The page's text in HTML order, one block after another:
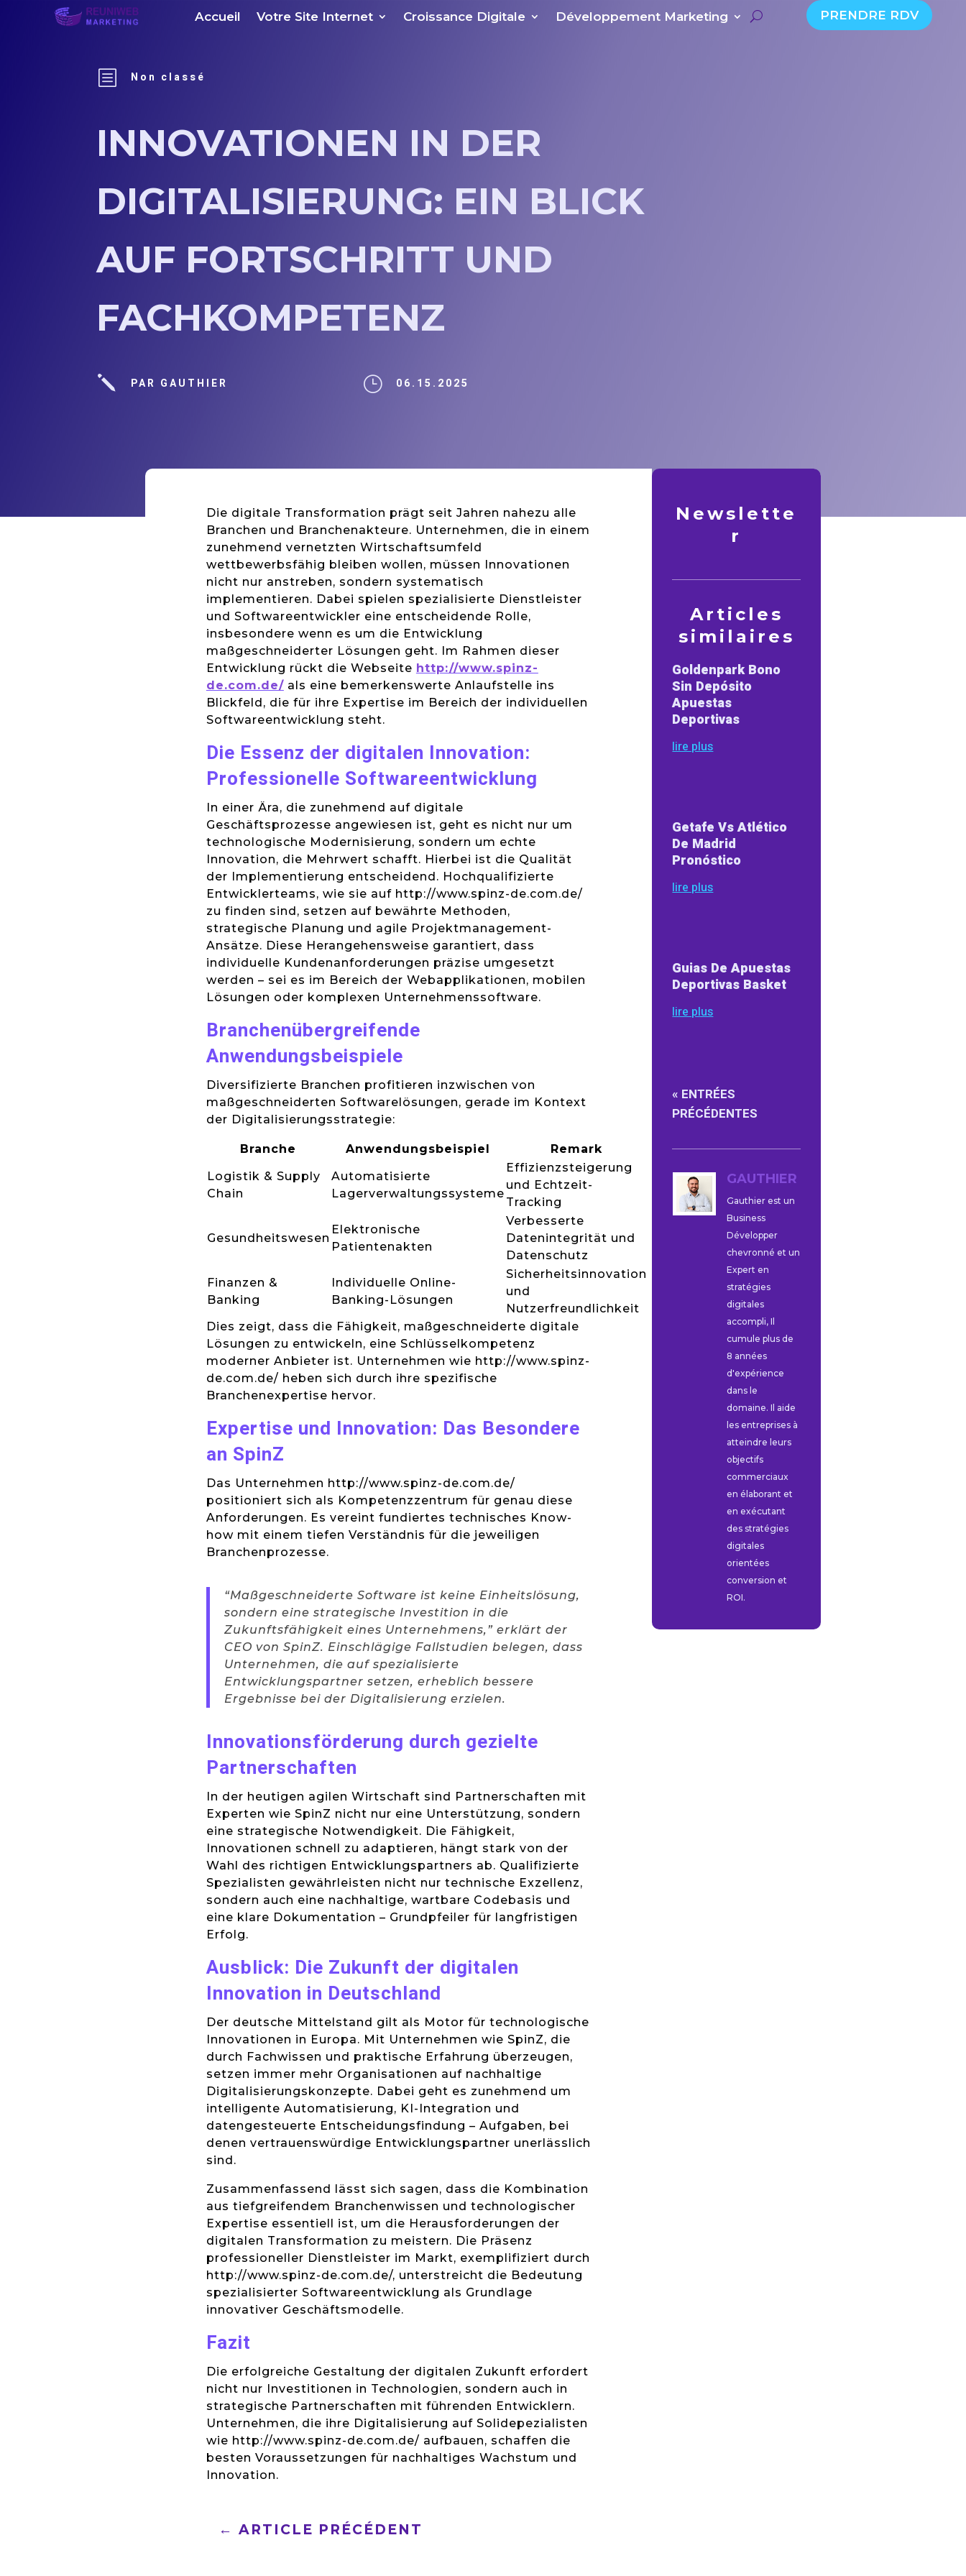
Accueil Votre Site Internet Croissance Digitale Développement Marketing PRENDRE RDV
b Non classé
INNOVATIONEN IN DER
DIGITALISIERUNG: EIN BLICK
AUF FORTSCHRITT UND
FACHKOMPETENZ
j PAR GAUTHIER } 06.15.2025
Die digitale Transformation prägt seit Jahren nahezu alle
Branchen und Branchenakteure. Unternehmen, die in einem
zunehmend vernetzten Wirtschaftsumfeld
wettbewerbsfähig bleiben wollen, müssen Innovationen
nicht nur anstreben, sondern systematisch
implementieren. Dabei spielen spezialisierte Dienstleister
und Softwareentwickler eine entscheidende Rolle,
insbesondere wenn es um die Entwicklung
maßgeschneiderter Lösungen geht. Im Rahmen dieser
Entwicklung rückt die Webseite http://www.spinz-
de.com.de/als eine bemerkenswerte Anlaufstelle ins
Blickfeld, die für ihre Expertise im Bereich der individuellen
Softwareentwicklung steht.
Die Essenz der digitalen Innovation:
Professionelle Softwareentwicklung
In einer Ära, die zunehmend auf digitale
Geschäftsprozesse angewiesen ist, geht es nicht nur um
technologische Modernisierung, sondern um echte
Innovation, die Mehrwert schafft. Hierbei ist die Qualität
der Implementierung entscheidend. Hochqualifizierte
Entwicklerteams, wie sie auf http://www.spinz-de.com.de/
zu finden sind, setzen auf bewährte Methoden,
strategische Planung und agile Projektmanagement-
Ansätze. Diese Herangehensweise garantiert, dass
individuelle Kundenanforderungen präzise umgesetzt
werden – sei es im Bereich der Webapplikationen, mobilen
Lösungen oder komplexen Unternehmenssoftware.
Branchenübergreifende
Anwendungsbeispiele
Diversifizierte Branchen profitieren inzwischen von
maßgeschneiderten Softwarelösungen, gerade im Kontext
der Digitalisierungsstrategie:
Branche Anwendungsbeispiel
Remark
Logistik & Supply
Chain
Automatisierte
Lagerverwaltungssysteme
Effizienzsteigerung
und Echtzeit-
Tracking
Gesundheitswesen
Elektronische
Patientenakten
Verbesserte
Datenintegrität und
Datenschutz
Finanzen &
Banking
Individuelle Online-
Banking-Lösungen
Sicherheitsinnovation
und
Nutzerfreundlichkeit
Dies zeigt, dass die Fähigkeit, maßgeschneiderte digitale
Lösungen zu entwickeln, eine Schlüsselkompetenz
moderner Anbieter ist. Unternehmen wie http://www.spinz-
de.com.de/ heben sich durch ihre spezifische
Branchenexpertise hervor.
Expertise und Innovation: Das Besondere
an SpinZ
Das Unternehmen http://www.spinz-de.com.de/
positioniert sich als Kompetenzzentrum für genau diese
Anforderungen. Es vereint fundiertes technisches Know-
how mit einem tiefen Verständnis für die jeweiligen
Branchenprozesse.
“Maßgeschneiderte Software ist keine Einheitslösung,
sondern eine strategische Investition in die
Zukunftsfähigkeit eines Unternehmens,” erklärt der
CEO von SpinZ. Einschlägige Fallstudien belegen, dass
Unternehmen, die auf spezialisierte
Entwicklungspartner setzen, erheblich bessere
Ergebnisse bei der Digitalisierung erzielen.
Innovationsförderung durch gezielte
Partnerschaften
In der heutigen agilen Wirtschaft sind Partnerschaften mit
Experten wie SpinZ nicht nur eine Unterstützung, sondern
eine strategische Notwendigkeit. Die Fähigkeit,
Innovationen schnell zu adaptieren, hängt stark von der
Wahl des richtigen Entwicklungspartners ab. Qualifizierte
Spezialisten gewährleisten nicht nur technische Exzellenz,
sondern auch eine nachhaltige, wartbare Codebasis und
eine klare Dokumentation – Grundpfeiler für langfristigen
Erfolg.
Ausblick: Die Zukunft der digitalen
Innovation in Deutschland
Der deutsche Mittelstand gilt als Motor für technologische
Innovationen in Europa. Mit Unternehmen wie SpinZ, die
durch Fachwissen und praktische Erfahrung überzeugen,
setzen immer mehr Organisationen auf nachhaltige
Digitalisierungskonzepte. Dabei geht es zunehmend um
intelligente Automatisierung, KI-Integration und
datengesteuerte Entscheidungsfindung – Aufgaben, bei
denen vertrauenswürdige Entwicklungspartner unerlässlich
sind.
Zusammenfassend lässt sich sagen, dass die Kombination
aus tiefgreifendem Branchenwissen und technologischer
Expertise essentiell ist, um die Herausforderungen der
digitalen Transformation zu meistern. Die Präsenz
professioneller Dienstleister im Markt, exemplifiziert durch
http://www.spinz-de.com.de/, unterstreicht die Bedeutung
spezialisierter Softwareentwicklung als Grundlage
innovativer Geschäftsmodelle.
Fazit
Die erfolgreiche Gestaltung der digitalen Zukunft erfordert
nicht nur Investitionen in Technologien, sondern auch in
strategische Partnerschaften mit führenden Entwicklern.
Unternehmen, die ihre Digitalisierung auf Solidepezialisten
wie http://www.spinz-de.com.de/ aufbauen, schaffen die
besten Voraussetzungen für nachhaltiges Wachstum und
Innovation.
←ARTICLE PRÉCÉDENT
Newslette
r
Articles
similaires
Goldenpark Bono
Sin Depósito
Apuestas
Deportivas
lire plus
Getafe Vs Atlético
De Madrid
Pronóstico
lire plus
Guias De Apuestas
Deportivas Basket
lire plus
« ENTRÉES
PRÉCÉDENTES
GAUTHIER
Gauthier est un
Business
Développer
chevronné et un
Expert en
stratégies
digitales
accompli, Il
cumule plus de
8 années
d'expérience
dans le
domaine. Il aide
les entreprises à
atteindre leurs
objectifs
commerciaux
en élaborant et
en exécutant
des stratégies
digitales
orientées
conversion et
ROI.